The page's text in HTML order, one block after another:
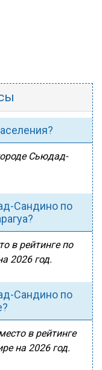
Сьюдад-
Сандино по
в рейтинге по
2026 год.
Сандино по
в рейтинге
на 2026 год.